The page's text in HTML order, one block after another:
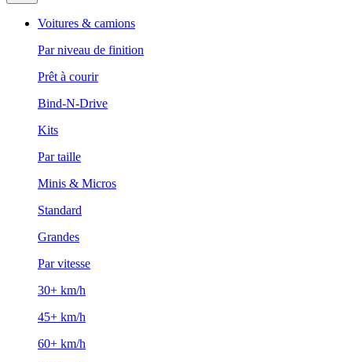
Voitures & camions
Par niveau de finition
Prêt à courir
Bind-N-Drive
Kits
Par taille
Minis & Micros
Standard
Grandes
Par vitesse
30+ km/h
45+ km/h
60+ km/h